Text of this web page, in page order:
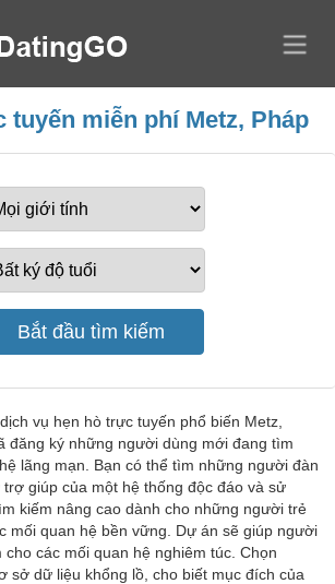
tuyến miễn phí Metz, Pháp
vụ hẹn hò trực tuyến phổ biến Metz,
đăng ký những người dùng mới đang tìm
lãng mạn. Bạn có thể tìm những người đàn
giúp của một hệ thống độc đáo và sử
kiếm nâng cao dành cho những người trẻ
mối quan hệ bền vững. Dự án sẽ giúp người
các mối quan hệ nghiêm túc. Chọn
sở dữ liệu khổng lồ, cho biết mục đích của